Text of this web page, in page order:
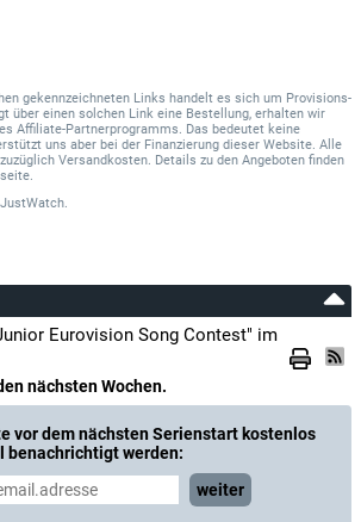
gekennzeichneten Links handelt es sich um Provisions-
über einen solchen Link eine Bestellung, erhalten wir
Affiliate-Partnerprogramms. Das bedeutet keine
uns aber bei der Finanzierung dieser Website. Alle
Versandkosten. Details zu den Angeboten finden
JustWatch.
Eurovision Song Contest" im
nächsten Wochen.
vor dem nächsten Serienstart kostenlos
benachrichtigt werden:
weiter